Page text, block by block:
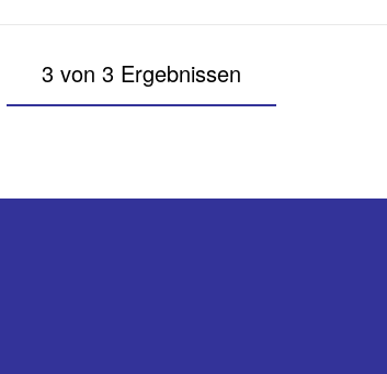
3 von 3 Ergebnissen